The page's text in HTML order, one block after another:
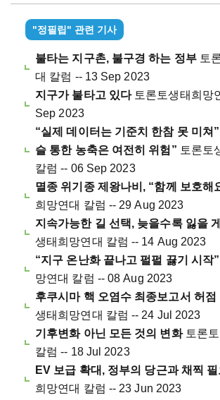
"정필립" 관련 기사
불타는 지구촌, 불구경 하는 정부토
대 칼럼 -- 13 Sep 2023
지구가 불타고 있다토론토생태희망
Sep 2023
“실제 데이터는 기준치 한참 못 미쳐
슬 통한 농축은 여전히 위험” 토론토
칼럼 -- 06 Sep 2023
멸종 위기종 제왕나비, “함께 보호해
희망연대 칼럼 -- 29 Aug 2023
지속가능한 길 선택, 늦을수록 잃을
생태희망연대 칼럼 -- 14 Aug 2023
“지구 온난화 끝나고 펄펄 끓기 시작”
망연대 칼럼 -- 08 Aug 2023
후쿠시마 핵 오염수 최종보고서 허점
생태희망연대 칼럼 -- 24 Jul 2023
기후변화 아닌 모든 것의 변화토론토
칼럼 -- 18 Jul 2023
EV 보급 확대, 정부의 당근과 채찍 필
희망연대 칼럼 -- 23 Jun 2023